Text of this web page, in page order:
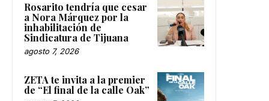
Rosarito tendría que cesar
a Nora Márquez por la
inhabilitación de
Sindicatura de Tijuana
agosto 7, 2026
ZETA te invita a la premier
de “El final de la calle Oak”